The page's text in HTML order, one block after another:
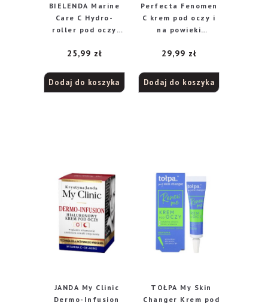
BIELENDA Marine
Care C Hydro-
roller pod oczy
nawilżająco kojący
Witamina C 15 ml
25,99 zł
Dodaj do koszyka
Perfecta Fenomen
C krem pod oczy i
na powieki
29,99 zł
Dodaj do koszyka
JANDA My Clinic
Dermo-Infusion
TOŁPA My Skin
Changer Krem pod